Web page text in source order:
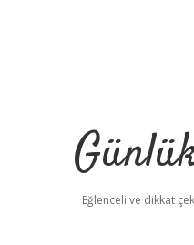
Eğlenceli ve dikkat